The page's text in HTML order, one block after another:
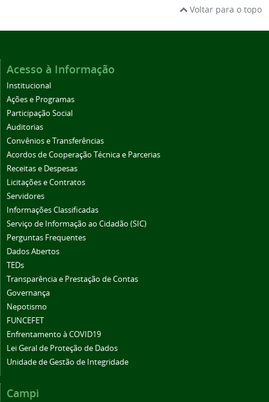
Voltar para o topo
Acesso à Informação
Institucional
Ações e Programas
Participação Social
Auditorias
Convênios e Transferências
Acordos de Cooperação Técnica e Parcerias
Receitas e Despesas
Licitações e Contratos
Servidores
Informações Classificadas
Serviço de Informação ao Cidadão (SIC)
Perguntas Frequentes
Dados Abertos
TEDs
Transparência e Prestação de Contas
Governança
Nepotismo
FUNCEFET
Enfrentamento à COVID19
Lei Geral de Proteção de Dados
Unidade de Gestão de Integridade
Campi